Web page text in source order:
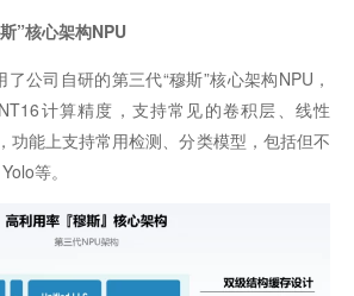
”核心架构NPU
公司自研的第三代“穆斯”核心架构NPU，
计算精度，支持常见的卷积层、线性
功能上支持常用检测、分类模型，包括但不
等。